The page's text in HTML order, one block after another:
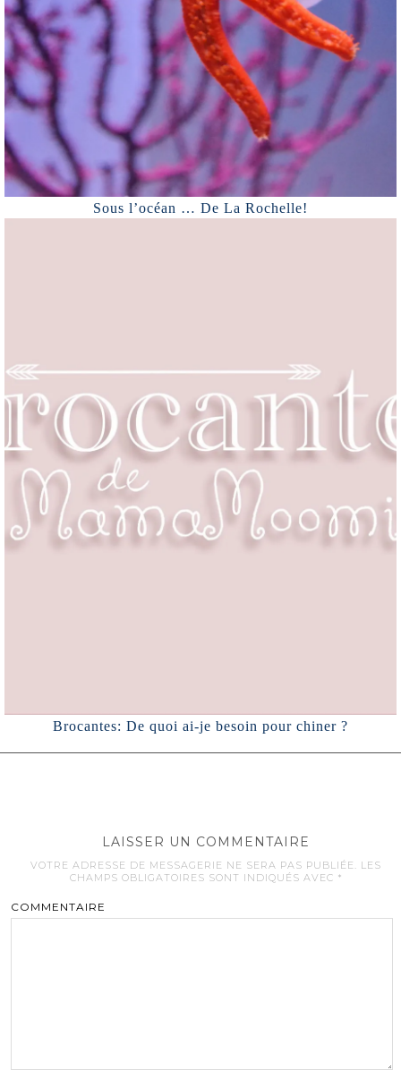
Sous l’océan … De La Rochelle!
Brocantes: De quoi ai-je besoin pour chiner ?
LAISSER UN COMMENTAIRE
VOTRE ADRESSE DE MESSAGERIE NE SERA PAS PUBLIÉE.
LES
CHAMPS OBLIGATOIRES SONT INDIQUÉS AVEC *
COMMENTAIRE